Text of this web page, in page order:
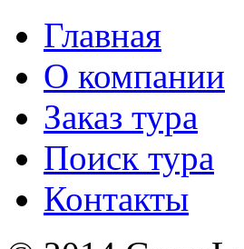
Главная
О компании
Заказ тура
Поиск тура
Контакты